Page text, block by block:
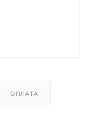
ОПЛАТА